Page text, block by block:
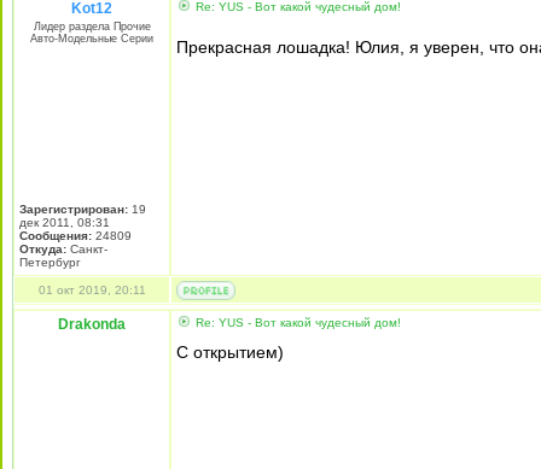
Kot12
Лидер раздела Прочие
Авто-Модельные Серии
Зарегистрирован: 19
дек 2011, 08:31
Сообщения: 24809
Откуда: Санкт-
Петербург
Re: YUS - Вот какой чудесный дом!
Прекрасная лошадка! Юлия, я уверен, что
01 окт 2019, 20:11
Drakonda Re: YUS - Вот какой чудесный дом!
С открытием)